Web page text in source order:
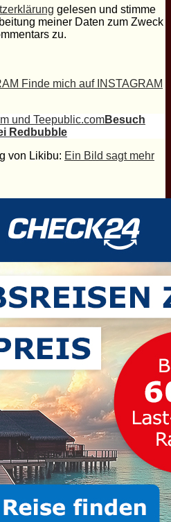
gelesen und stimme
meiner Daten zum Zweck
zu.
Finde mich auf INSTAGRAM
Besuch
Redbubble
von Likibu: Ein Bild sagt mehr